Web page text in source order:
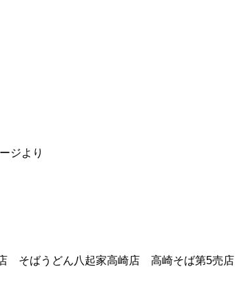
ジより
そばうどん八起家高崎店 高崎そば第5売店